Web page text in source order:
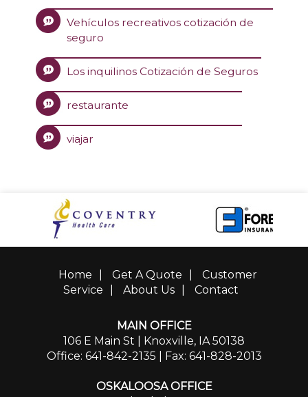
Vehículos recreativos cotización de
seguro
Los inquilinos Cotización de Seguros
restaurante
viajar
Home Get A Quote
Customer
Service
About Us Contact
MAIN OFFICE
106 E Main St | Knoxville, IA 50138
Office: 641-842-2135 | Fax: 641-828-2013
OSKALOOSA OFFICE